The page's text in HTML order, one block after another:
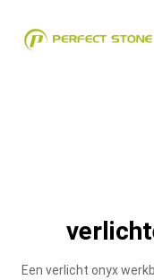
Een verlicht onyx